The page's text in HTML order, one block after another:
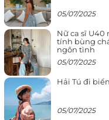
05/07/2025
Nữ ca sĩ U40
tính bùng
ngôn tình
05/07/2025
Hải Tú đi
05/07/2025